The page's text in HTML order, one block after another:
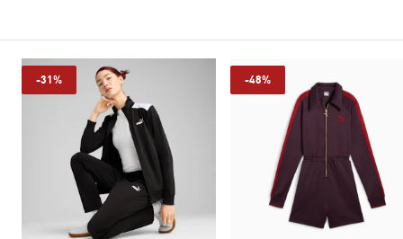
-31% -48%